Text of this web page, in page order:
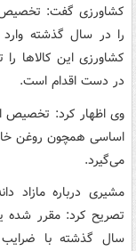
کشاورزی گفت: تخصیص
را در سال گذشته
کشاورزی این کالاها
در دست اقدام است.
اساسی همچون روغن
می‌گیرد.
تصریح کرد: مقرر شده
سال گذشته با